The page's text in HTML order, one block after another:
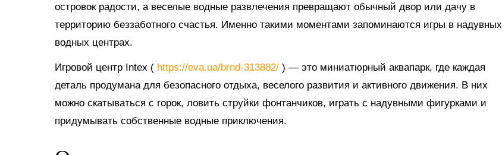
островок радости, а веселые водные развлечения превращают обычный двор или дачу в
территорию беззаботного счастья. Именно такими моментами запоминаются игры в надувных
водных центрах.
Игровой центр Intex ( https://eva.ua/brnd-313882/ ) — это миниатюрный аквапарк, где каждая
деталь продумана для безопасного отдыха, веселого развития и активного движения. В них
можно скатываться с горок, ловить струйки фонтанчиков, играть с надувными фигурками и
придумывать собственные водные приключения.